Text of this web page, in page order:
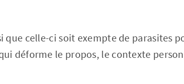
celle-ci soit exempte de parasites
déforme le propos, le contexte